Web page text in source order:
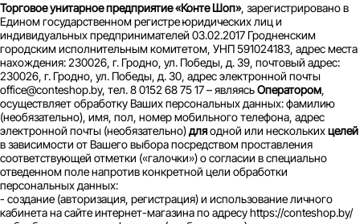
Торговое унитарное предприятие «Конте Шоп», зарегистрировано в
Едином государственном регистре юридических лиц и
индивидуальных предпринимателей 03.02.2017 Гродненским
городским исполнительным комитетом, УНП 591024183, адрес места
нахождения: 230026, г. Гродно, ул. Победы, д. 39, почтовый адрес:
230026, г. Гродно, ул. Победы, д. 30, адрес электронной почты
office@conteshop.by, тел. 8 0152 68 75 17 – являясьОператором,
осуществляет обработку Ваших персональных данных: фамилию
(необязательно), имя, пол, номер мобильного телефона, адрес
электронной почты (необязательно)дляодной или несколькихцелей
в зависимости от Вашего выбора посредством проставления
соответствующей отметки («галочки») о согласии в специально
отведенном поле напротив конкретной цели обработки
персональных данных:
- создание (авторизация, регистрация) и использование личного
кабинета на сайте интернет-магазина по адресу https://conteshop.by/